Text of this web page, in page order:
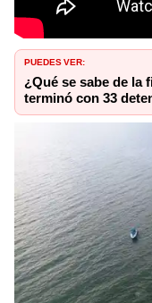
PUEDES VER:
¿Qué se sabe de la
terminó con 33